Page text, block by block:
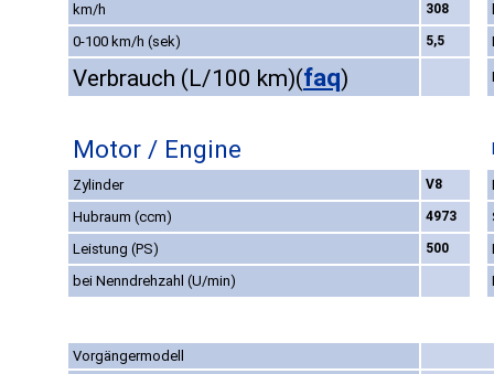
km/h 308
0-100 km/h (sek)
5,5
Verbrauch (L/100 km)(faq)
Motor / Engine
Zylinder V8
Hubraum (ccm)
4973
Leistung (PS)
500
bei Nenndrehzahl (U/min)
Vorgängermodell